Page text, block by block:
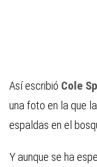
Así escribió Cole
una foto en la que
espaldas en el
Y aunque se ha